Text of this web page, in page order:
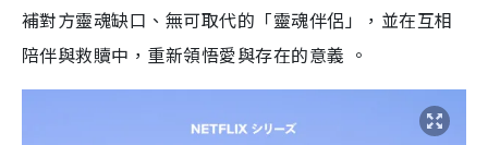
補對方靈魂缺口、無可取代的「靈魂伴侶」，並在互相
陪伴與救贖中，重新領悟愛與存在的意義 。